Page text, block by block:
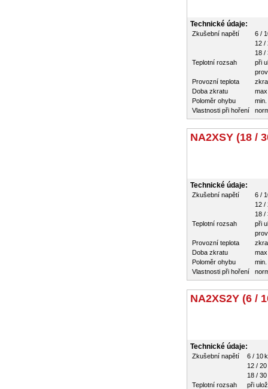
Technické údaje:
Zkušební napětí
6 /
12 /
18 /
Teplotní rozsah
při
Provozní teplota
Doba zkratu
Poloměr ohybu
min.
Vlastnosti při hoření
NA2XSY (18 /
Technické údaje:
Zkušební napětí
6 /
12 /
18 /
Teplotní rozsah
při
Provozní teplota
Doba zkratu
Poloměr ohybu
min.
Vlastnosti při hoření
NA2XS2Y (6 /
Technické údaje:
Zkušební napětí
6 / 10
12 / 20
18 / 30
Teplotní rozsah
při